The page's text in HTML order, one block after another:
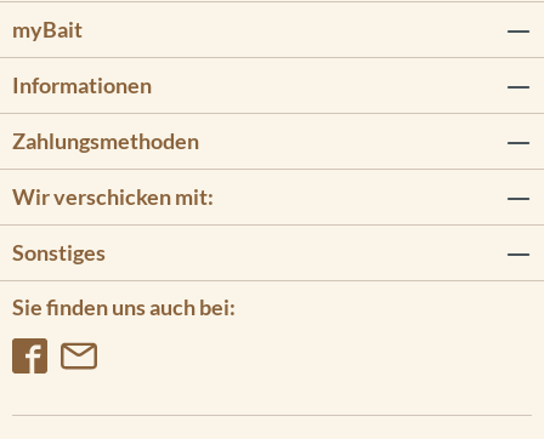
myBait
Informationen
Sie finden uns auch bei:
Zahlungsmethoden
Wir verschicken mit:
Sonstiges